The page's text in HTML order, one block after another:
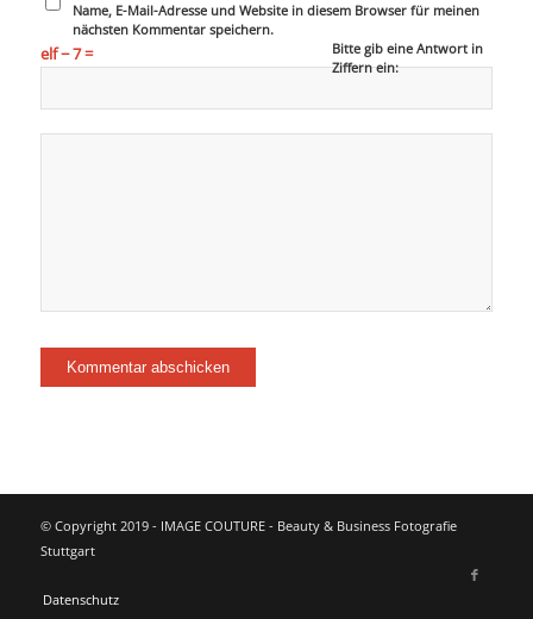
Name, E-Mail-Adresse und Website in diesem Browser für meinen
nächsten Kommentar speichern.
Bitte gib eine Antwort in
Ziffern ein:
elf − 7 =
© Copyright 2019 - IMAGE COUTURE - Beauty & Business Fotografie
Stuttgart
Datenschutz